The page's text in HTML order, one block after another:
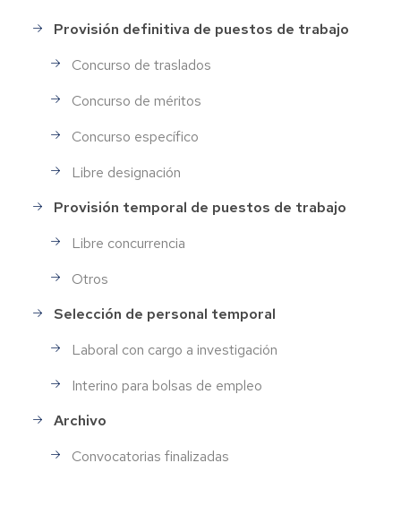
Provisión definitiva de puestos de trabajo
Concurso de traslados
Concurso de méritos
Concurso específico
Libre designación
Provisión temporal de puestos de trabajo
Libre concurrencia
Otros
Selección de personal temporal
Laboral con cargo a investigación
Interino para bolsas de empleo
Archivo
Convocatorias finalizadas